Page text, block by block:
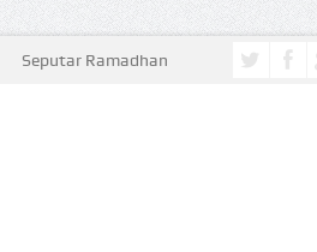
Seputar Ramadhan